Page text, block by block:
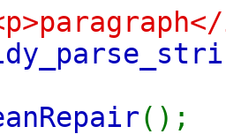
();